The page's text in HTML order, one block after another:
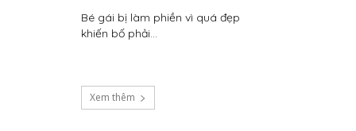
Bé gái bị làm phiền vì quá đẹp
khiến bố phải...
Xem thêm